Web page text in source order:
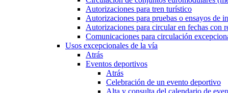
Autorizaciones para tren turístico
Autorizaciones para pruebas o ensayos de
Autorizaciones para circular en fechas con
Comunicaciones para circulación
Usos excepcionales de la vía
Atrás
Eventos deportivos
Atrás
Celebración de un evento deportivo